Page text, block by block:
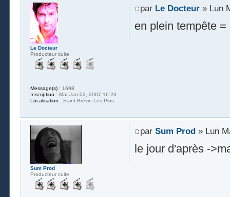
par Le Docteur» Lun
en plein tempête
Le Docteur
Producteur culte
Message(s) : 1698
Inscription : Mar Jan 02, 2007 16:23
Localisation : Saint-Brévin Les Pins
par Sum Prod» Lun
le jour d'après -
Sum Prod
Producteur culte